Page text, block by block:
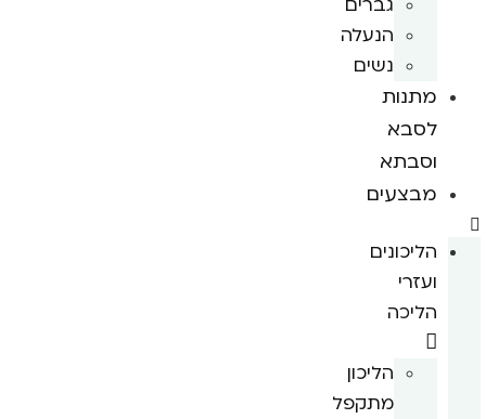
הנעלה
נשים
מתנות
לסבא
וסבתא
מבצעים
הליכונים
ועזרי
הליכה
הליכון
מתקפל